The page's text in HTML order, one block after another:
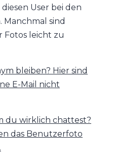
User bei den
sind
Fotos leicht zu
bleiben? Hier sind
E-Mail nicht
du wirklich chattest?
das Benutzerfoto